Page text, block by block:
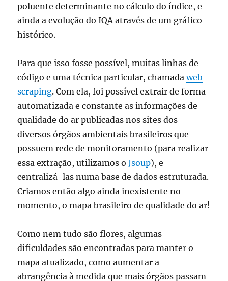
poluente determinante no cálculo do índice, e
ainda a evolução do IQA através de um gráfico
histórico.
Para que isso fosse possível, muitas linhas de
código e uma técnica particular, chamadaweb
scraping. Com ela, foi possível extrair de forma
automatizada e constante as informações de
qualidade do ar publicadas nos sites dos
diversos órgãos ambientais brasileiros que
possuem rede de monitoramento (para realizar
essa extração, utilizamos oJsoup), e
centralizá-las numa base de dados estruturada.
Criamos então algo ainda inexistente no
momento, o mapa brasileiro de qualidade do ar!
Como nem tudo são flores, algumas
dificuldades são encontradas para manter o
mapa atualizado, como aumentar a
abrangência à medida que mais órgãos passam